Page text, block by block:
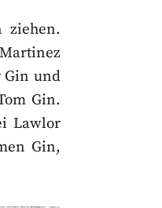
ziehen.
Gin und
Gin.
Lawlor
Gin,